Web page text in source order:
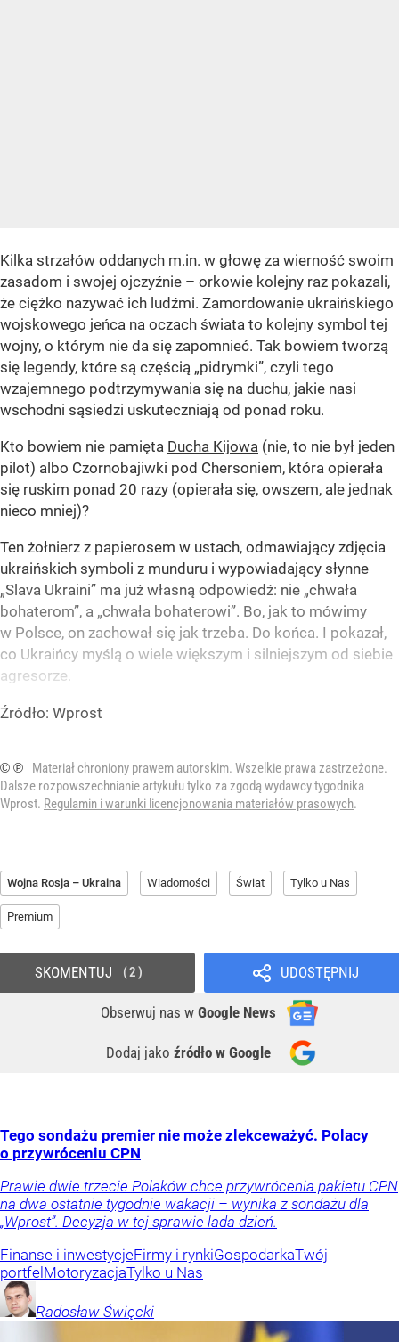
Kilka strzałów oddanych m.in. w głowę za wierność swoim
zasadom i swojej ojczyźnie – orkowie kolejny raz pokazali,
że ciężko nazywać ich ludźmi. Zamordowanie ukraińskiego
wojskowego jeńca na oczach świata to kolejny symbol tej
wojny, o którym nie da się zapomnieć. Tak bowiem tworzą
się legendy, które są częścią „pidrymki”, czyli tego
wzajemnego podtrzymywania się na duchu, jakie nasi
wschodni sąsiedzi uskuteczniają od ponad roku.
Kto bowiem nie pamięta Ducha Kijowa (nie, to nie był jeden
pilot) albo Czornobajiwki pod Chersoniem, która opierała
się ruskim ponad 20 razy (opierała się, owszem, ale jednak
nieco mniej)?
Ten żołnierz z papierosem w ustach, odmawiający zdjęcia
ukraińskich symboli z munduru i wypowiadający słynne
„Slava Ukraini” ma już własną odpowiedź: nie „chwała
bohaterom”, a „chwała bohaterowi”. Bo, jak to mówimy
w Polsce, on zachował się jak trzeba. Do końca. I pokazał,
co Ukraińcy myślą o wiele większym i silniejszym od siebie
agresorze.
Źródło: Wprost
© ℗
Materiał chroniony prawem autorskim. Wszelkie prawa zastrzeżone.
Dalsze rozpowszechnianie artykułu tylko za zgodą wydawcy tygodnika
Wprost. Regulamin i warunki licencjonowania materiałów prasowych.
Wojna Rosja – Ukraina Wiadomości Świat Tylko u Nas
Premium
UDOSTĘPNIJ
Obserwuj nas w Google News
Dodaj jako źródło w Google
SKOMENTUJ 2
Tego sondażu premier nie może zlekceważyć. Polacy
o przywróceniu CPN
Prawie dwie trzecie Polaków chce przywrócenia pakietu CPN
na dwa ostatnie tygodnie wakacji – wynika z sondażu dla
„Wprost”. Decyzja w tej sprawie lada dzień.
Finanse i inwestycjeFirmy i rynkiGospodarkaTwój
portfel MotoryzacjaTylko u Nas
Radosław Święcki